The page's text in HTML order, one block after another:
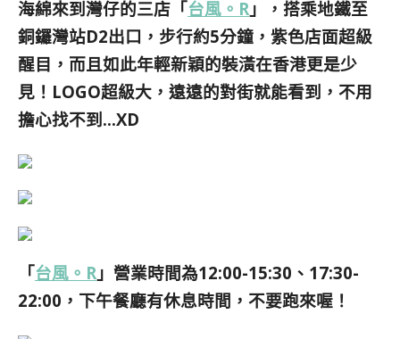
海綿來到灣仔的三店「台風。R」，搭乘地鐵至
銅鑼灣站D2出口，步行約5分鐘，紫色店面超級
醒目，而且如此年輕新穎的裝潢在香港更是少
見！LOGO超級大，遠遠的對街就能看到，不用
擔心找不到…XD
「台風。R」營業時間為12:00-15:30、17:30-
22:00，下午餐廳有休息時間，不要跑來喔！